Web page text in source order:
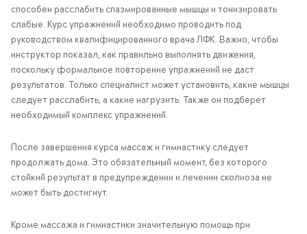
способен расслабить спазмированные мышцы и тонизировать
слабые. Курс упражнений необходимо проводить под
руководством квалифицированного врача ЛФК. Важно, чтобы
инструктор показал, как правильно выполнять движения,
поскольку формальное повторение упражнений не даст
результатов. Только специалист может установить, какие мышцы
следует расслабить, а какие нагрузить. Также он подберет
необходимый комплекс упражнений.
После завершения курса массаж и гимнастику следует
продолжать дома. Это обязательный момент, без которого
стойкий результат в предупреждении и лечении сколиоза не
может быть достигнут.
Кроме массажа и гимнастики значительную помощь при